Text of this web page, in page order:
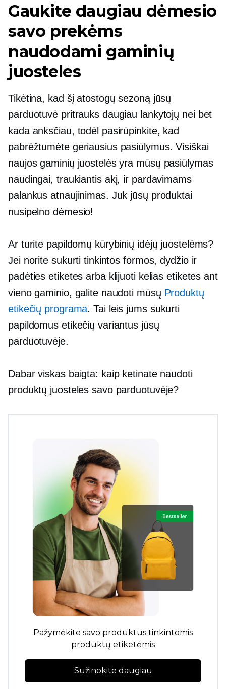
Gaukite daugiau dėmesio
savo prekėms
naudodami gaminių
juosteles
Tikėtina, kad šį atostogų sezoną jūsų
parduotuvė pritrauks daugiau lankytojų nei bet
kada anksčiau, todėl pasirūpinkite, kad
pabrėžtumėte geriausius pasiūlymus. Visiškai
naujos gaminių juostelės yra mūsų pasiūlymas
naudingai, traukiantis akį, ir pardavimams
palankus atnaujinimas. Juk jūsų produktai
nusipelno dėmesio!
Ar turite papildomų kūrybinių idėjų juostelėms?
Jei norite sukurti tinkintos formos, dydžio ir
padėties etiketes arba klijuoti kelias etiketes ant
vieno gaminio, galite naudoti mūsų Produktų
etikečių programa. Tai leis jums sukurti
papildomus etikečių variantus jūsų
parduotuvėje.
Dabar viskas baigta: kaip ketinate naudoti
produktų juosteles savo parduotuvėje?
Pažymėkite savo produktus tinkintomis
produktų etiketėmis
Sužinokite daugiau